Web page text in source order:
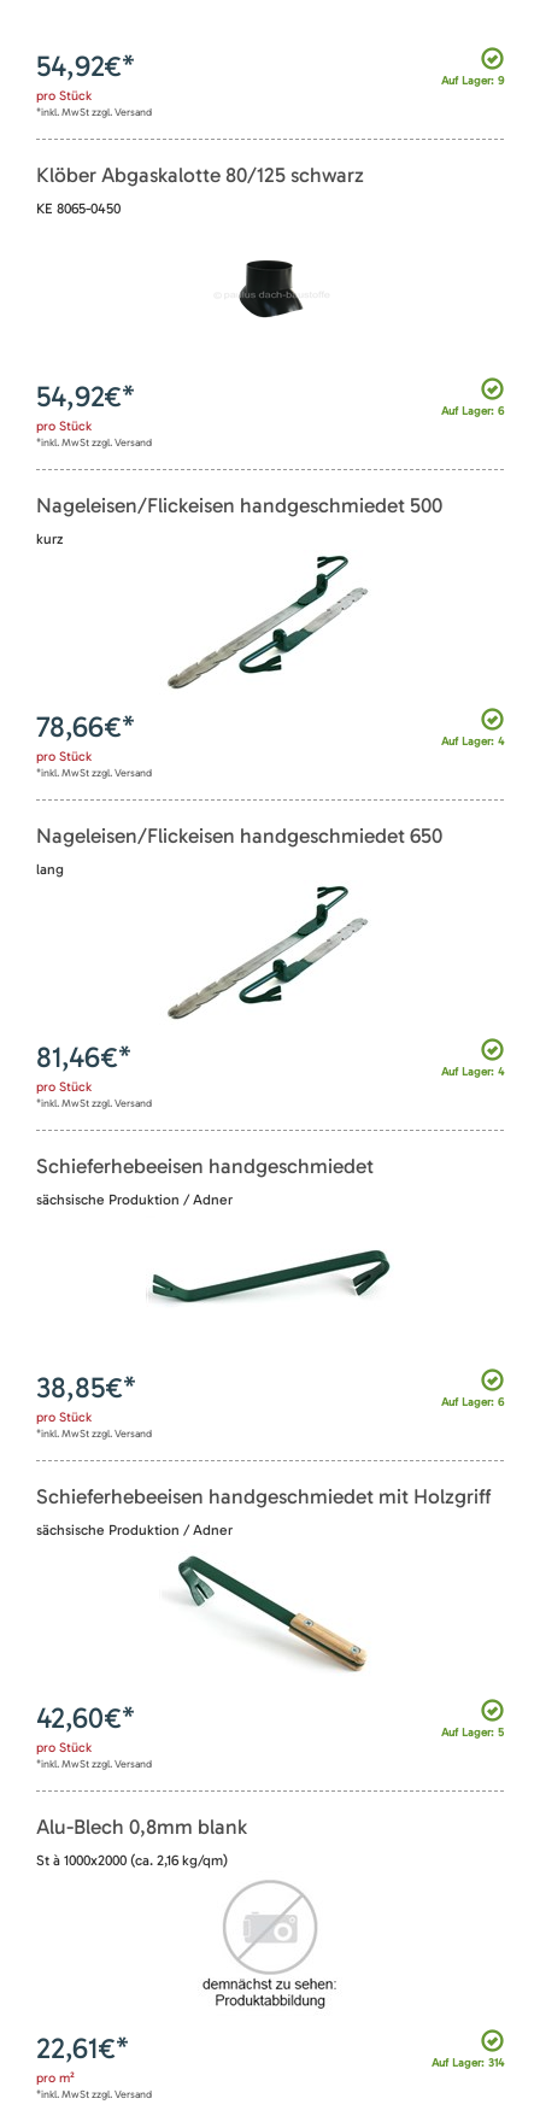
Auf Lager: 9
54,92€*
pro Stück
*inkl. MwSt zzgl. Versand
Klöber Abgaskalotte 80/125 schwarz
KE 8065-0450
Auf Lager: 6
54,92€*
pro Stück
*inkl. MwSt zzgl. Versand
Nageleisen/Flickeisen handgeschmiedet 500
kurz
Auf Lager: 4
78,66€*
pro Stück
*inkl. MwSt zzgl. Versand
Nageleisen/Flickeisen handgeschmiedet 650
lang
Auf Lager: 4
81,46€*
pro Stück
*inkl. MwSt zzgl. Versand
Schieferhebeeisen handgeschmiedet
sächsische Produktion / Adner
Auf Lager: 6
38,85€*
pro Stück
*inkl. MwSt zzgl. Versand
Schieferhebeeisen handgeschmiedet mit Holzgriff
sächsische Produktion / Adner
Auf Lager: 5
42,60€*
pro Stück
*inkl. MwSt zzgl. Versand
Alu-Blech 0,8mm blank
St à 1000x2000 (ca. 2,16 kg/qm)
Auf Lager: 314
22,61€*
pro m²
*inkl. MwSt zzgl. Versand